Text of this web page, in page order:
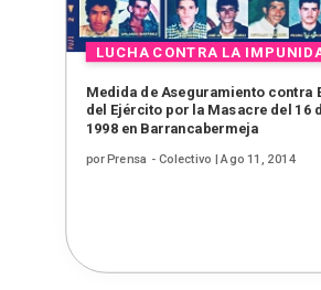
Medida de Aseguramiento contra
del Ejército por la Masacre del 16
1998 en Barrancabermeja
porPrensa - Colectivo |Ago 11, 2014